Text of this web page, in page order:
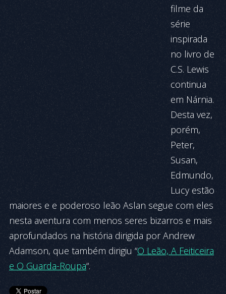
filme da
série
inspirada
no livro de
C.S. Lewis
continua
em Nárnia.
Desta vez,
porém,
Peter,
Susan,
Edmundo,
Lucy estão
maiores e e poderoso leão Aslan segue com eles
nesta aventura com menos seres bizarros e mais
aprofundados na história dirigida por Andrew
Adamson, que também dirigiu “O Leão, A Feiticeira
e O Guarda-Roupa“.